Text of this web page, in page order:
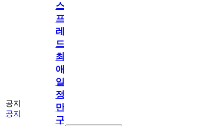
공지
공지
스
프
레
드]
최
애
일
정
만
구